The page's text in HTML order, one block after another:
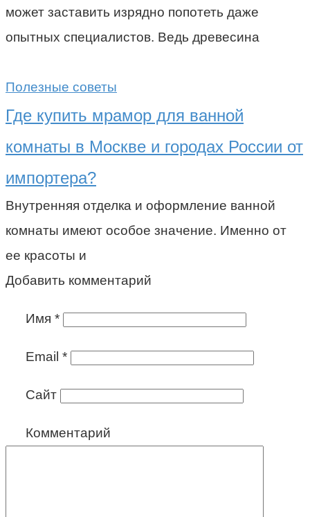
может заставить изрядно попотеть даже
опытных специалистов. Ведь древесина
Полезные советы
Где купить мрамор для ванной
комнаты в Москве и городах России от
импортера?
Внутренняя отделка и оформление ванной
комнаты имеют особое значение. Именно от
ее красоты и
Добавить комментарий
Имя *
Email *
Сайт
Комментарий